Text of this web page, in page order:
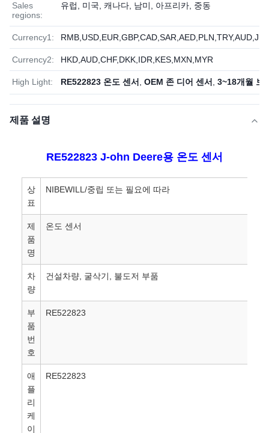
Sales
regions:
유럽, 미국, 캐나다, 남미, 아프리카, 중동
Currency1:
Currency2: HKD,AUD,CHF,DKK,IDR,KES,MXN,MYR
High Light: RE522823 온도 센서 OEM 존 디어 센서 3~18개월 보
제품 설명
RE522823 J-ohn Deere용 온도 센서
상
표
NIBEWILL/중립 또는 필요에 따라
제
품
명
온도 센서
차
량
건설차량, 굴삭기, 불도저 부품
부
품
번
호
RE522823
애
플
리
케
이
RE522823